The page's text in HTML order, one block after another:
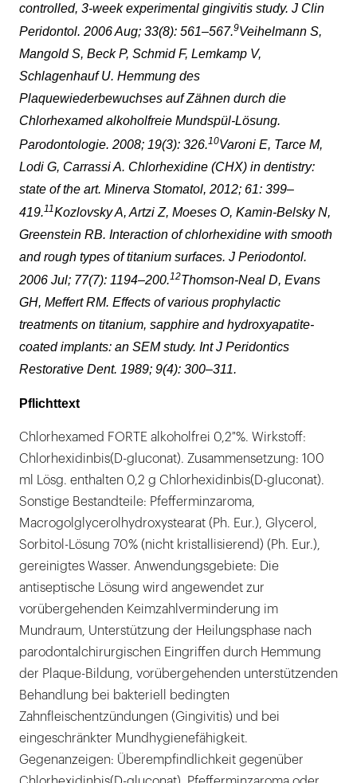
controlled, 3-week experimental gingivitis study. J Clin
Peridontol. 2006 Aug; 33(8): 561–567.9Veihelmann S,
Mangold S, Beck P, Schmid F, Lemkamp V,
Schlagenhauf U. Hemmung des
Plaquewiederbewuchses auf Zähnen durch die
Chlorhexamed alkoholfreie Mundspül-Lösung.
Parodontologie. 2008; 19(3): 326.10Varoni E, Tarce M,
Lodi G, Carrassi A. Chlorhexidine (CHX) in dentistry:
state of the art. Minerva Stomatol, 2012; 61: 399–
419.11Kozlovsky A, Artzi Z, Moeses O, Kamin-Belsky N,
Greenstein RB. Interaction of chlorhexidine with smooth
and rough types of titanium surfaces. J Periodontol.
2006 Jul; 77(7): 1194–200.12Thomson-Neal D, Evans
GH, Meffert RM. Effects of various prophylactic
treatments on titanium, sapphire and hydroxyapatite-
coated implants: an SEM study. Int J Peridontics
Restorative Dent. 1989; 9(4): 300–311.
Pflichttext
Chlorhexamed FORTE alkoholfrei 0,2 %. Wirkstoff:
Chlorhexidinbis(D-gluconat). Zusammensetzung: 100
ml Lösg. enthalten 0,2 g Chlorhexidinbis(D-gluconat).
Sonstige Bestandteile: Pfefferminzaroma,
Macrogolglycerolhydroxystearat (Ph. Eur.), Glycerol,
Sorbitol-Lösung 70% (nicht kristallisierend) (Ph. Eur.),
gereinigtes Wasser. Anwendungsgebiete: Die
antiseptische Lösung wird angewendet zur
vorübergehenden Keimzahlverminderung im
Mundraum, Unterstützung der Heilungsphase nach
parodontalchirurgischen Eingriffen durch Hemmung
der Plaque-Bildung, vorübergehenden unterstützenden
Behandlung bei bakteriell bedingten
Zahnfleischentzündungen (Gingivitis) und bei
eingeschränkter Mundhygienefähigkeit.
Gegenanzeigen: Überempfindlichkeit gegenüber